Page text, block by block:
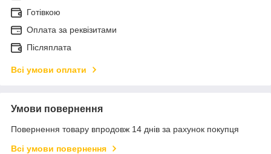
Готівкою
Оплата за реквізитами
Післяплата
Всі умови оплати
Умови повернення
Повернення товару впродовж 14 днів за рахунок покупця
Всі умови повернення